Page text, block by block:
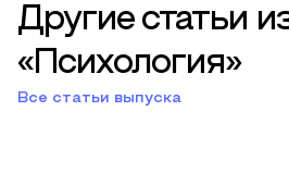
Другие статьи
«Психология»
Все статьи выпуска